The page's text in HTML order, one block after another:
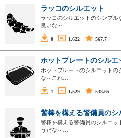
ラッコのシルエット
ラッコのシルエットのシンプ
良いな～…
0 1,622 567.7
ホットプレートのシル
ホットプレートのシルエット
な～これ…
1 1,529 538.65
警棒を構える警備員の
警棒を構える警備員のシルエッ
うだな～…